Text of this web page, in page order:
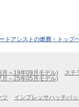
トアシストの燃費・トップ
月～19年09月モデル)
ステ
月～25年05月モデル)
ツ インプレッサハッチバッ